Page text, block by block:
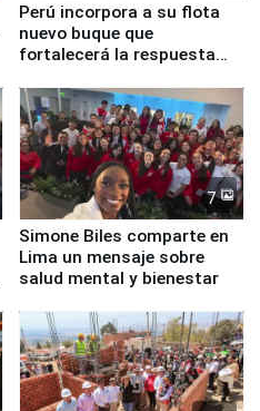
Perú incorpora a su flota
nuevo buque que
fortalecerá la respuesta
7
Simone Biles comparte en
Lima un mensaje sobre
salud mental y bienestar